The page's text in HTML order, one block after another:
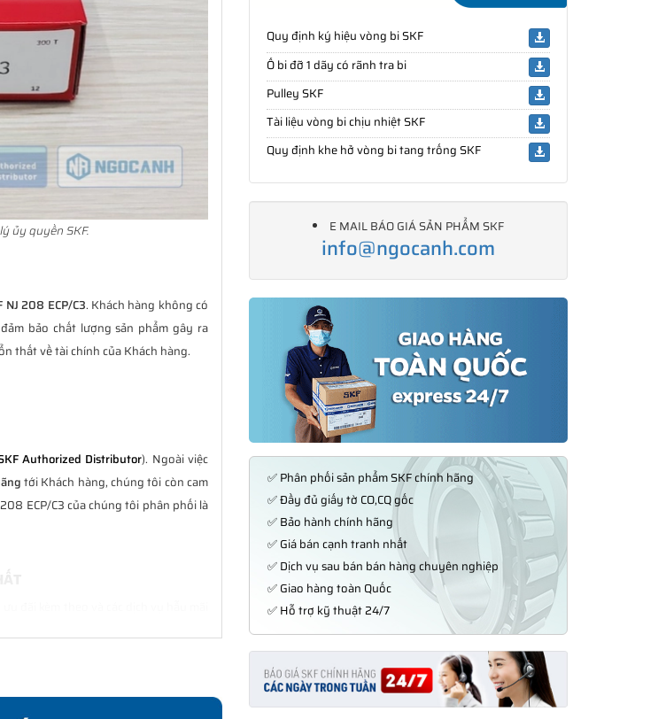
ủy quyền SKF.
NJ 208 ECP/C3. Khách hàng không có
bảo chất lượng sản phẩm gây ra
thất về tài chính của Khách hàng.
Authorized Distributor). Ngoài việc
tới Khách hàng, chúng tôi còn cam
ECP/C3 của chúng tôi phân phối là
đãi kèm theo và các dịch vụ hẫu mãi
Quy định ký hiệu vòng bi SKF
Ổ bi đỡ 1 dãy có rãnh tra bi
Pulley SKF
Tài liệu vòng bi chịu nhiệt SKF
Quy định khe hở vòng bi tang trống SKF
E MAIL BÁO GIÁ SẢN PHẨM SKF
info@ngocanh.com
✅ Phân phối sản phẩm SKF chính hãng
✅ Đầy đủ giấy tờ CO,CQ gốc
✅ Bảo hành chính hãng
✅ Giá bán cạnh tranh nhất
✅ Dịch vụ sau bán bán hàng chuyên nghiệp
✅ Giao hàng toàn Quốc
✅ Hỗ trợ kỹ thuật 24/7